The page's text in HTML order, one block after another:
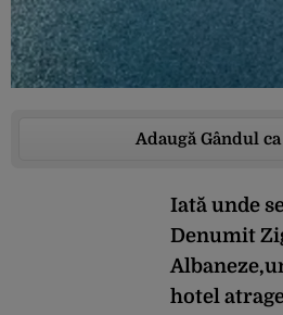
Adaugă Gândul
Iată unde
Denumit
hotel